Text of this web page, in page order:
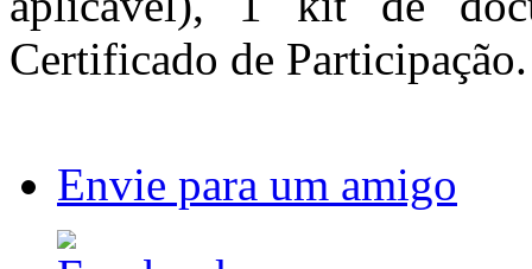
Certificado de Participação.
Envie para um amigo